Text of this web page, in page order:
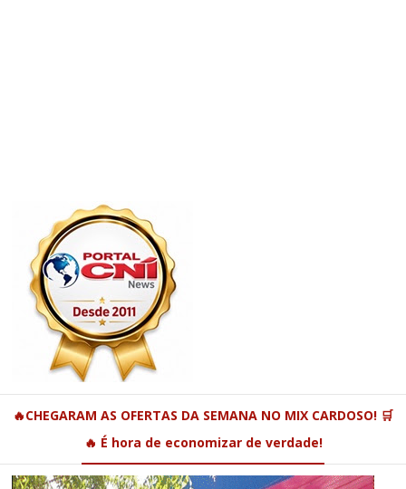
🔥CHEGARAM AS OFERTAS DA SEMANA NO MIX CARDOSO! 🛒
🔥 É hora de economizar de verdade!